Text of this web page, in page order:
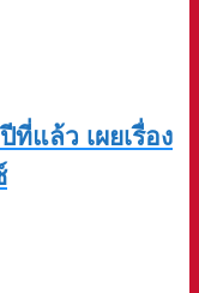
แล้ว เผยเรื่อง